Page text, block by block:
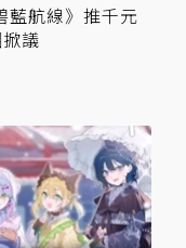
藍航線》推千元
掀議